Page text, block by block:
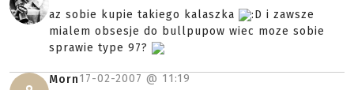
az sobie kupie takiego kalaszka
:D i zawsze
mialem obsesje do bullpupow wiec moze sobie
sprawie type 97?
Morn17-02-2007 @ 11:19